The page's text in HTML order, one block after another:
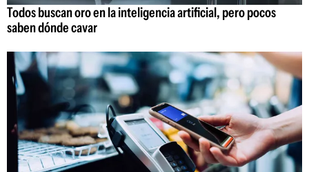
Todos buscan oro en la inteligencia artificial, pero pocos
saben dónde cavar